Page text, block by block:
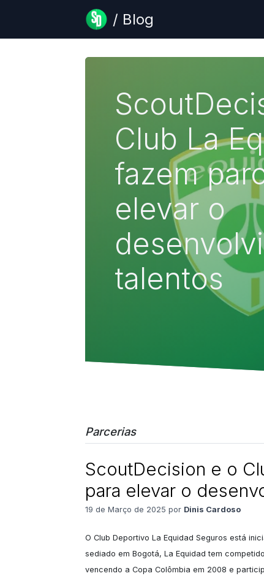
/ Blog
Club La
fazem
elevar o
talentos
Parcerias
ScoutDecision e o
para elevar o
19 de Março de 2025 por Dinis Cardoso
O Club Deportivo La Equidad Seguros está
sediado em Bogotá, La Equidad tem
vencendo a Copa Colômbia em 2008 e